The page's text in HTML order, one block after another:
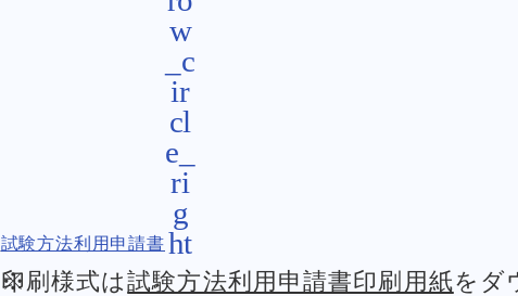
試験方法利用申請書
印刷様式は試験方法利用申請書印刷用紙をダ